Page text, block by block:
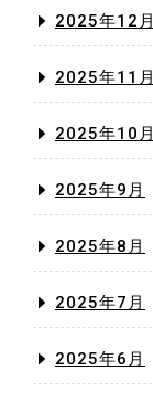
2025年12月
2025年11月
2025年10月
2025年9月
2025年8月
2025年7月
2025年6月